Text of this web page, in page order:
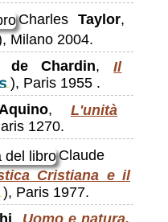
CharlesTaylor,
Milano 2004.
de Chardin, Il
), Paris 1955 .
, L'unità
1270.
Claude
Cristiana e il
), Paris 1977.